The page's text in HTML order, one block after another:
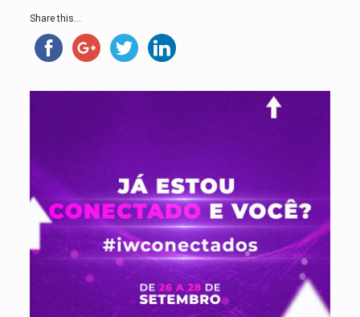
Share this...